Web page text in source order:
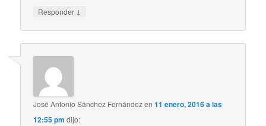
Responder ↓
José Antonio Sánchez Fernándezen11 enero, 2016 a las
12:55 pm dijo: